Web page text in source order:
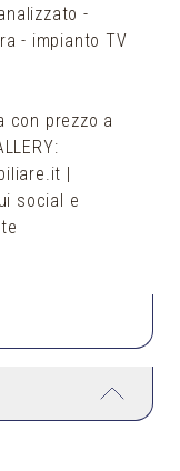
-
- impianto TV
con prezzo a
|
social e